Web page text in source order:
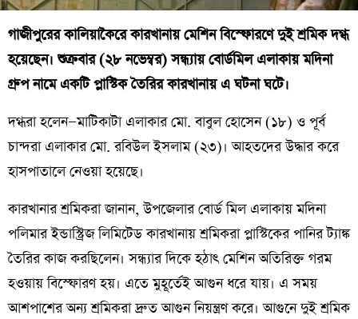
গাজীপুরের কালিয়াকৈরে কারখানায় মেশিন বিস্ফোরণে দুই শ্রমিক দগ্ধ
হয়েছেন। শুক্রবার (২৮ নভেম্বর) সন্ধ্যায় বোর্ডমিল এলাকায় মদিনা
গ্রুপ নামে একটি প্লাস্টিক তৈরির কারখানায় এ ঘটনা ঘটে।
দগ্ধরা হলেন—মাটিকাটা এলাকার মো. বাবুল হোসেন (১৮) ও পূর্ব
চান্দরা এলাকার মো. রবিউল ইসলাম (২৩)। আহতদের উদ্ধার করে
হাসপাতালে নেওয়া হয়েছে।
কারখানার শ্রমিকরা জানান, উপজেলার বোর্ড মিল এলাকায় মদিনা
পলিমার ইন্ডাস্ট্রিজ লিমিটেড কারখানায় শ্রমিকরা প্লাস্টিকের পানির ট্যাঙ্ক
তৈরির কাজ করছিলেন। সন্ধ্যার দিকে হঠাৎ মেশিন অতিরিক্ত গরম
হওয়ায় বিস্ফোরণ হয়। এতে মুহূর্তেই আগুন ধরে যায়। এ সময়
আশপাশের অন্য শ্রমিকরা দ্রুত আগুন নিয়ন্ত্রণ করে। আগুনে দুই শ্রমিক